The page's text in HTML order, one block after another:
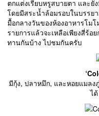
ตกแต่งเรียบหรูสบายตา และ
โดยมีสระน้ำล้อมรอบในบรรย
มื้อกลางวันของห้องอาหารโม
รายการแล้วจะเหลือเพียงสี่ร้อ
ทานกันบ้าง ไปชมกันครับ
มีกุ้ง, ปลาหมึก, และหอยแมล
ไ